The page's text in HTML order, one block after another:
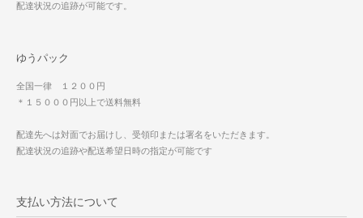
配達状況の追跡が可能です。
ゆうパック
全国一律 １２００円
＊１５０００円以上で送料無料
配達先へは対面でお届けし、受領印または署名をいただきます。
配達状況の追跡や配送希望日時の指定が可能です
支払い方法について